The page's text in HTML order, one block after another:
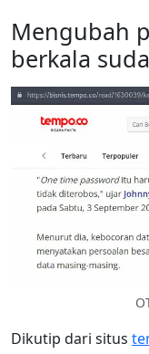
Mengubah
berkala
Dikutip dari situs